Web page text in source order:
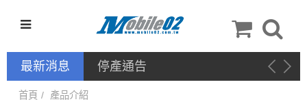
最新消息 停產通告
首頁 產品介紹